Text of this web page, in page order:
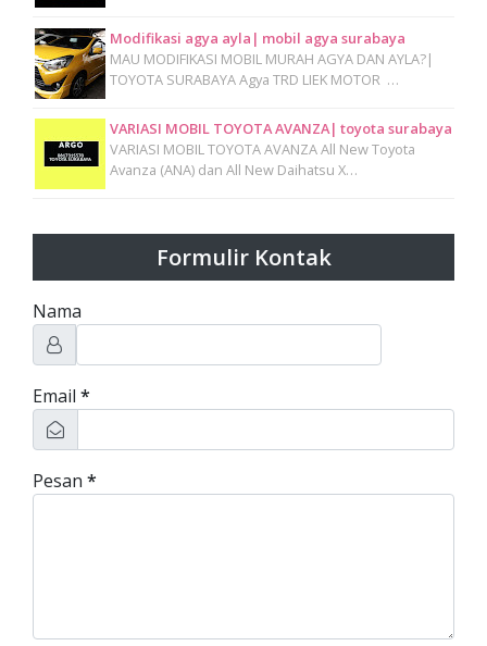
Modifikasi agya ayla| mobil agya surabaya
MAU MODIFIKASI MOBIL MURAH AGYA DAN AYLA?|
TOYOTA SURABAYA Agya TRD LIEK MOTOR …
VARIASI MOBIL TOYOTA AVANZA| toyota surabaya
VARIASI MOBIL TOYOTA AVANZA All New Toyota
Avanza (ANA) dan All New Daihatsu X…
Formulir Kontak
Nama
Email *
Pesan *